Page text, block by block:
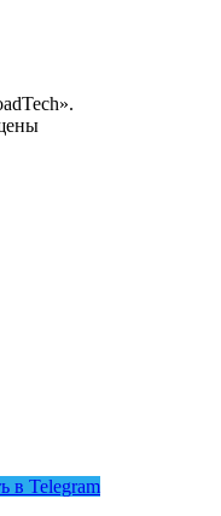
в Telegram